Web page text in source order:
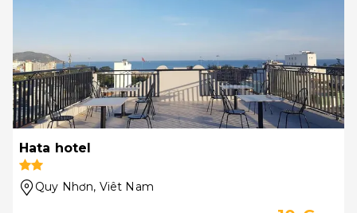
Hata hotel
Quy Nhơn, Viêt Nam